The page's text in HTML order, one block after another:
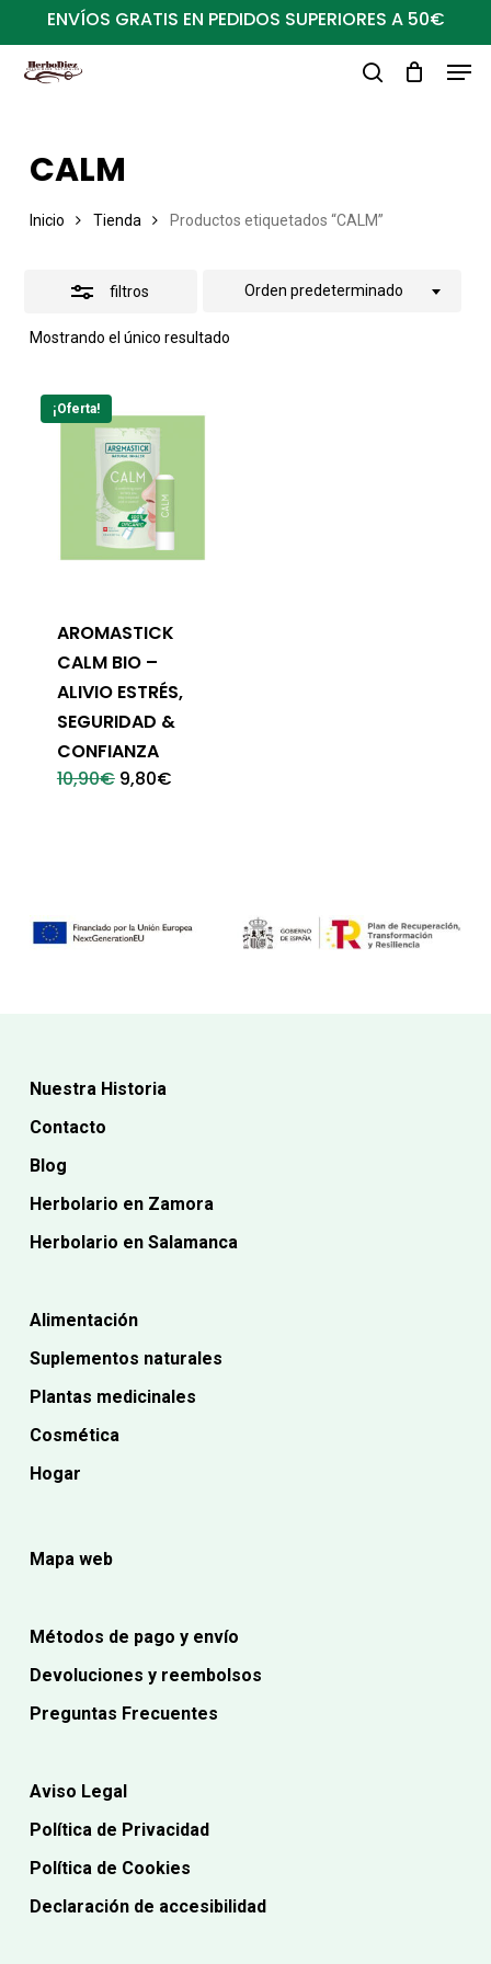
al
contenido
ENVÍOS GRATIS EN PEDIDOS SUPERIORES A 50€
CALM
Inicio Tienda Productos etiquetados “CALM”
filtros
Mostrando el único resultado
Orden predeterminado
Close
Filters
¡Oferta!
AROMASTICK
CALM BIO –
ALIVIO ESTRÉS,
SEGURIDAD &
CONFIANZA
10,90€ El
precio
9,80€El
Nuestra Historia
Contacto
Blog
Herbolario en Zamora
Herbolario en Salamanca
Alimentación
Suplementos naturales
Plantas medicinales
Cosmética
Hogar
Mapa web
Métodos de pago y envío
Devoluciones y reembolsos
Preguntas Frecuentes
Aviso Legal
Política de Privacidad
Política de Cookies
Declaración de accesibilidad
Close